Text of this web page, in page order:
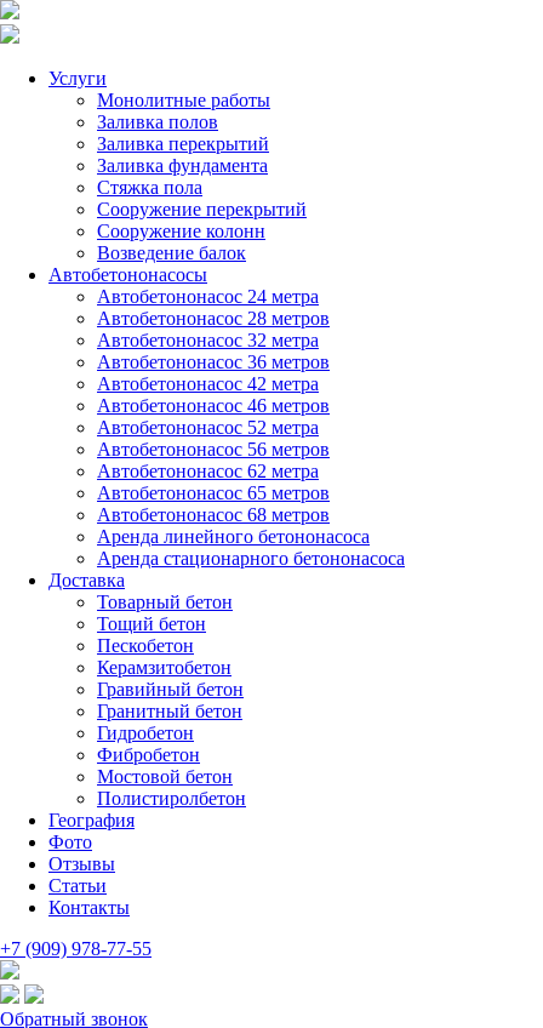
Услуги
Монолитные работы
Заливка полов
Заливка перекрытий
Заливка фундамента
Стяжка пола
Сооружение перекрытий
Сооружение колонн
Возведение балок
Автобетононасосы
Автобетононасос 24 метра
Автобетононасос 28 метров
Автобетононасос 32 метра
Автобетононасос 36 метров
Автобетононасос 42 метра
Автобетононасос 46 метров
Автобетононасос 52 метра
Автобетононасос 56 метров
Автобетононасос 62 метра
Автобетононасос 65 метров
Автобетононасос 68 метров
Аренда линейного бетононасоса
Аренда стационарного бетононасоса
Доставка
Товарный бетон
Тощий бетон
Пескобетон
Керамзитобетон
Гравийный бетон
Гранитный бетон
Гидробетон
Фибробетон
Мостовой бетон
Полистиролбетон
География
Фото
Отзывы
Статьи
Контакты
+7 (909) 978-77-55
Обратный звонок